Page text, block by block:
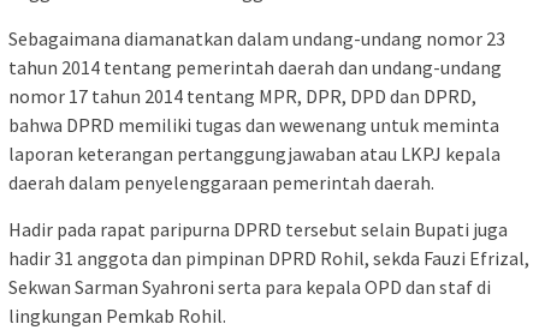
Sebagaimana diamanatkan dalam undang-undang nomor 23
tahun 2014 tentang pemerintah daerah dan undang-undang
nomor 17 tahun 2014 tentang MPR, DPR, DPD dan DPRD,
bahwa DPRD memiliki tugas dan wewenang untuk meminta
laporan keterangan pertanggungjawaban atau LKPJ kepala
daerah dalam penyelenggaraan pemerintah daerah.
Hadir pada rapat paripurna DPRD tersebut selain Bupati juga
hadir 31 anggota dan pimpinan DPRD Rohil, sekda Fauzi Efrizal,
Sekwan Sarman Syahroni serta para kepala OPD dan staf di
lingkungan Pemkab Rohil.